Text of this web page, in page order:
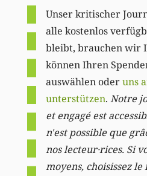
Unser kritischer
alle kostenlos
bleibt, brauchen wir
können Ihren
auswählen oderuns
unterstützen. Notre
et engagé est
n'est possible que
nos lecteur·rices. Si
moyens, choisissez